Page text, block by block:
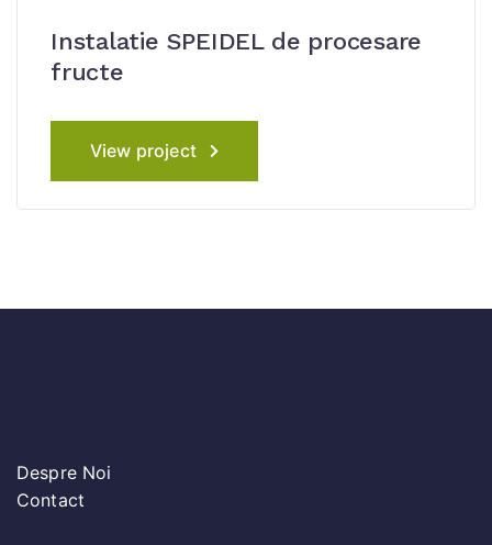
Instalatie SPEIDEL de procesare
fructe
View project
Despre Noi
Contact